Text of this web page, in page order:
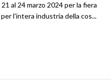
al 24 marzo 2024 per la fiera
l'intera industria della cos...